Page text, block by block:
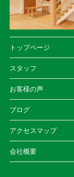
トップページ
スタッフ
お客様の声
ブログ
アクセスマップ
会社概要